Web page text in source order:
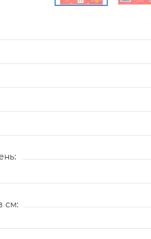
см: